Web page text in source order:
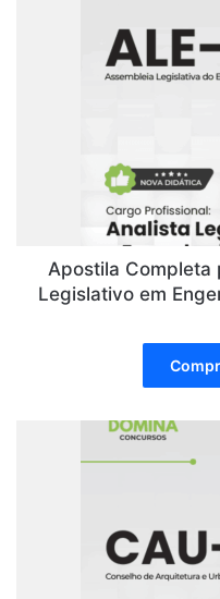
Apostila Completa
Legislativo em